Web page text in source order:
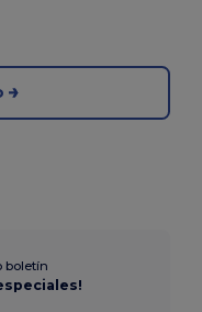
boletín